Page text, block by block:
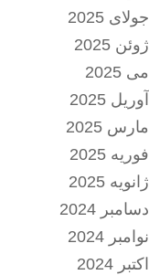
جولای 2025
ژوئن 2025
می 2025
آوریل 2025
مارس 2025
فوریه 2025
ژانویه 2025
دسامبر 2024
نوامبر 2024
اکتبر 2024